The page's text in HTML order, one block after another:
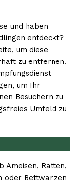
und haben
entdeckt?
um diese
zu entfernen.
um Ihr
Besuchern zu
Umfeld zu
Ameisen, Ratten,
oder Bettwanzen